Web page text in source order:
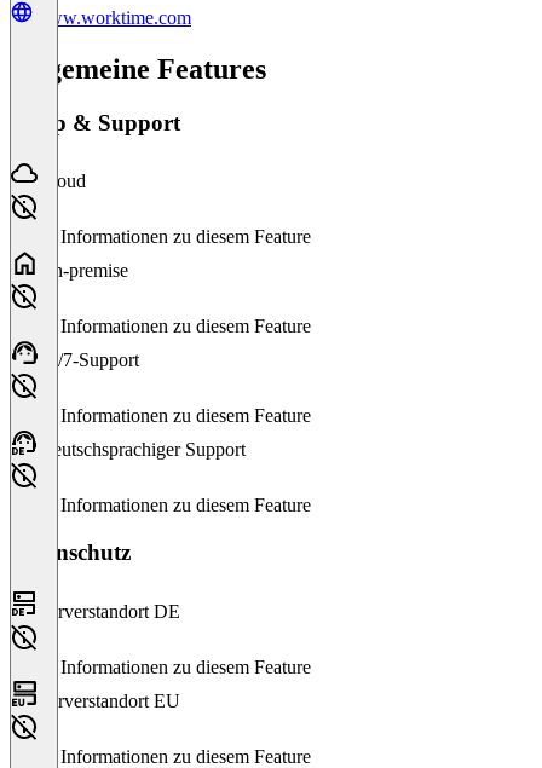
www.worktime.com
Allgemeine Features
Setup & Support
Cloud
Keine Informationen zu diesem Feature
On-premise
Keine Informationen zu diesem Feature
24/7-Support
Keine Informationen zu diesem Feature
Deutschsprachiger Support
Keine Informationen zu diesem Feature
Datenschutz
Serverstandort DE
Keine Informationen zu diesem Feature
Serverstandort EU
Keine Informationen zu diesem Feature